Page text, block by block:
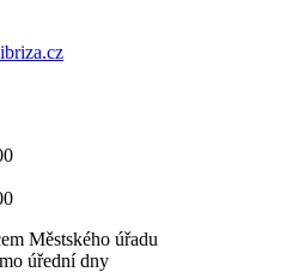
Městského úřadu
úřední dny